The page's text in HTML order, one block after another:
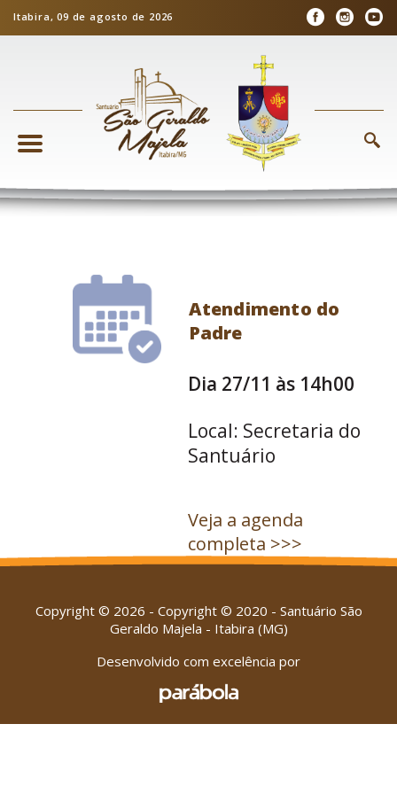
Itabira, 09 de agosto de 2026
Atendimento do
Padre
Dia 27/11 às 14h00
Local: Secretaria do
Santuário
Veja a agenda
completa >>>
Copyright © 2026 - Copyright © 2020 - Santuário São
Geraldo Majela - Itabira (MG)
Desenvolvido com excelência por